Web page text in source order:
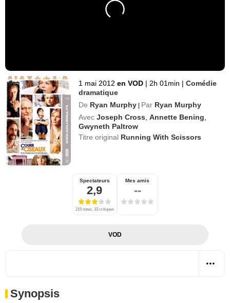
1 mai 2012 en VOD | 2h 01min | Comédie
dramatique
De Ryan Murphy | Par Ryan Murphy
Avec Joseph Cross ,Annette Bening
Gwyneth Paltrow
Titre original Running With Scissors
Spectateurs
2,9
215 notes, 33 critiques
Mes amis
--
VOD
Synopsis